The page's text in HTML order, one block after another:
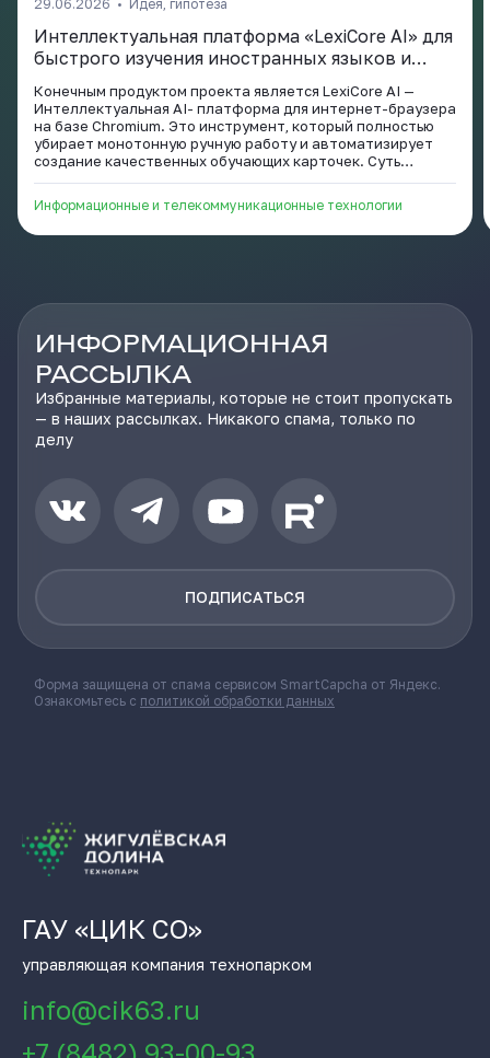
29.06.2026 • Идея, гипотеза
Интеллектуальная платформа «LexiCore AI» для
быстрого изучения иностранных языков и
Конечным продуктом проекта является LexiCore AI —
Интеллектуальная AI- платформа для интернет-браузера
на базе Chromium. Это инструмент, который полностью
убирает монотонную ручную работу и автоматизирует
создание качественных обучающих карточек. Суть
приложения интервального повторения Anki. Вместо того
чтобы тратить по 5 минут на ручное оформление одного
которой он наткнулся но новое слово или термин.
Информационные и телекоммуникационные технологии
ИНФОРМАЦИОННАЯ
РАССЫЛКА
Избранные материалы, которые не стоит пропускать
— в наших рассылках. Никакого спама, только по
делу
ПОДПИСАТЬСЯ
Форма защищена от спама сервисом SmartCapcha от Яндекс.
Ознакомьтесь с политикой обработки данных
ГАУ «ЦИК СО»
управляющая компания технопарком
info@cik63.ru